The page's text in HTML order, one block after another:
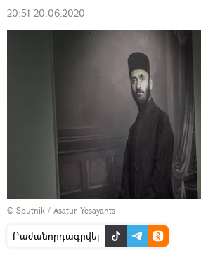
20:51 20.06.2020
© Sputnik / Asatur Yesayants
Բաժանորդագրվել